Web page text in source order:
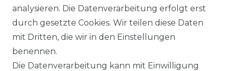
Impressum Daten­schutz­erklärung
analysieren. Die Datenverarbeitung erfolgt erst
durch gesetzte Cookies. Wir teilen diese Daten
mit Dritten, die wir in den Einstellungen
benennen.
Die Datenverarbeitung kann mit Einwilligung